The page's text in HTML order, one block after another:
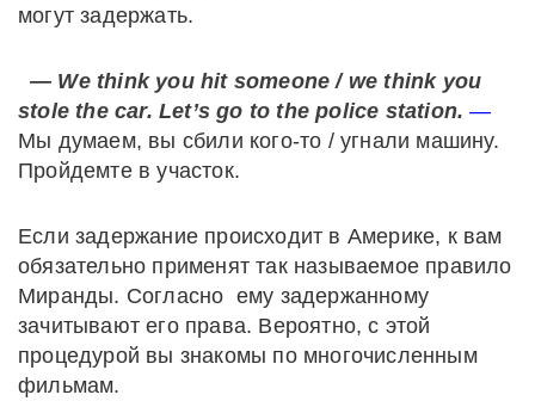
могут задержать.
— We think you hit someone / we think you
stole the car. Let’s go to the police station. —
Мы думаем, вы сбили кого-то / угнали машину.
Пройдемте в участок.
Если задержание происходит в Америке, к вам
обязательно применят так называемое правило
Миранды. Согласно ему задержанному
зачитывают его права. Вероятно, с этой
процедурой вы знакомы по многочисленным
фильмам.